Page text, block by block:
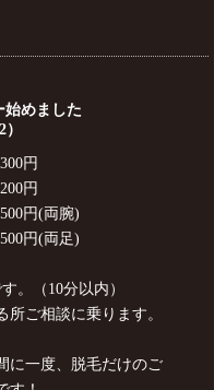
始めました
円
円
円(両腕)
円(両足)
。（10分以内）
所ご相談に乗ります。
に一度、脱毛だけのご